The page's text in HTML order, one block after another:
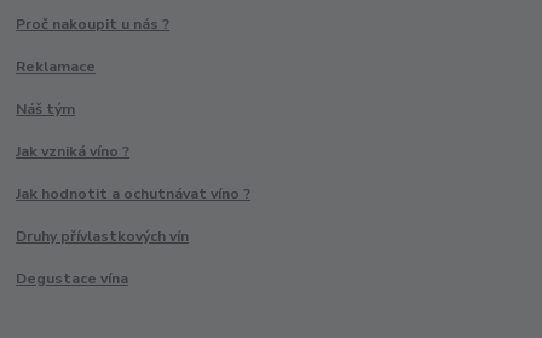
Proč nakoupit u nás ?
Reklamace
Náš tým
Jak vzniká víno ?
Jak hodnotit a ochutnávat víno ?
Druhy přívlastkových vín
Degustace vína